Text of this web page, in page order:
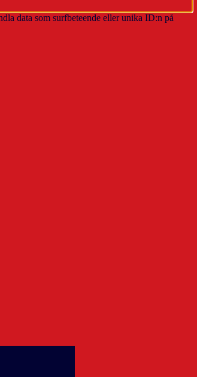
data som surfbeteende eller unika ID:n på